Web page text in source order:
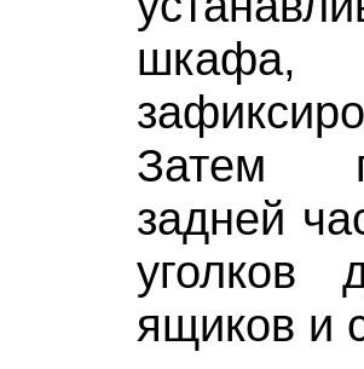
Затем
задней
уголков
ящиков и